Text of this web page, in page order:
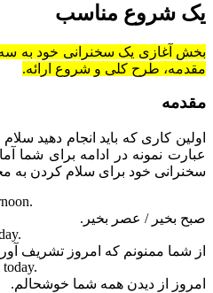
یک شروع مناسب
بخش آغازی یک سخنرانی خود به
مقدمه، طرح کلی و شروع ارائه.
مقدمه
اولین کاری که باید انجام دهید
عبارت نمونه در ادامه برای شما
سخنرانی خود برای سلام کردن به
صبح بخیر / عصر بخیر.
از شما ممنونم که امروز تشریف
today.
امروز از دیدن همه شما خوشحالم.